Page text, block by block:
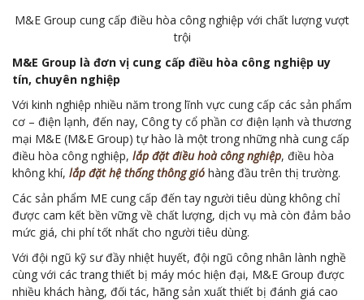
M&E Group cung cấp điều hòa công nghiệp với chất lượng vượt
trội
M&E Group là đơn vị cung cấp điều hòa công nghiệp uy
tín, chuyên nghiệp
Với kinh nghiệp nhiều năm trong lĩnh vực cung cấp các sản phẩm
cơ – điện lạnh, đến nay, Công ty cổ phần cơ điện lạnh và thương
mại M&E (M&E Group) tự hào là một trong những nhà cung cấp
điều hòa công nghiệp, lắp đặt điều hoà công nghiệp, điều hòa
không khí, lắp đặt hệ thống thông gió hàng đầu trên thị trường.
Các sản phẩm ME cung cấp đến tay người tiêu dùng không chỉ
được cam kết bền vững về chất lượng, dịch vụ mà còn đảm bảo
mức giá, chi phí tốt nhất cho người tiêu dùng.
Với đội ngũ kỹ sư đầy nhiệt huyết, đội ngũ công nhân lành nghề
cùng với các trang thiết bị máy móc hiện đại, M&E Group được
nhiều khách hàng, đối tác, hãng sản xuất thiết bị đánh giá cao